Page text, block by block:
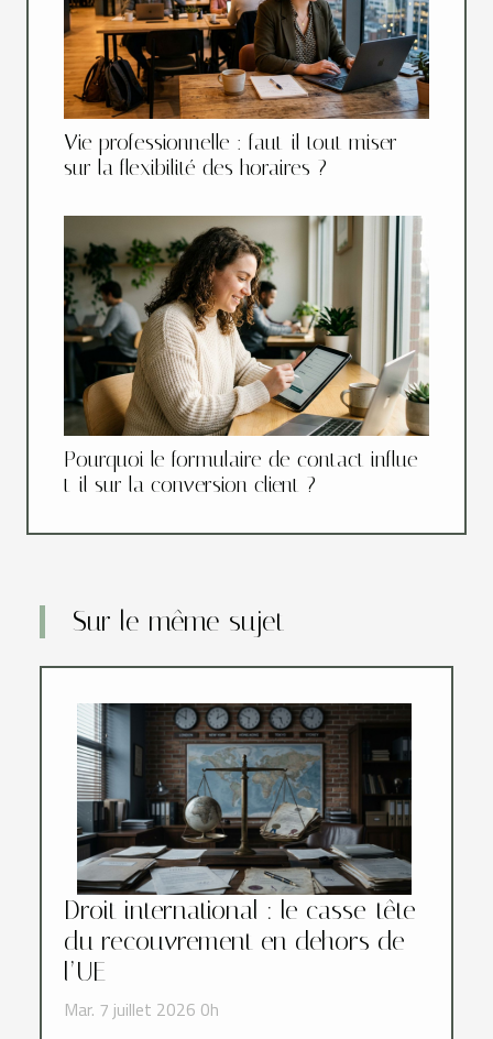
Vie professionnelle : faut-il tout miser
sur la flexibilité des horaires ?
Pourquoi le formulaire de contact influe-
t-il sur la conversion client ?
Sur le même sujet
Droit international : le casse-tête
du recouvrement en dehors de
l’UE
Mar. 7 juillet 2026 0h